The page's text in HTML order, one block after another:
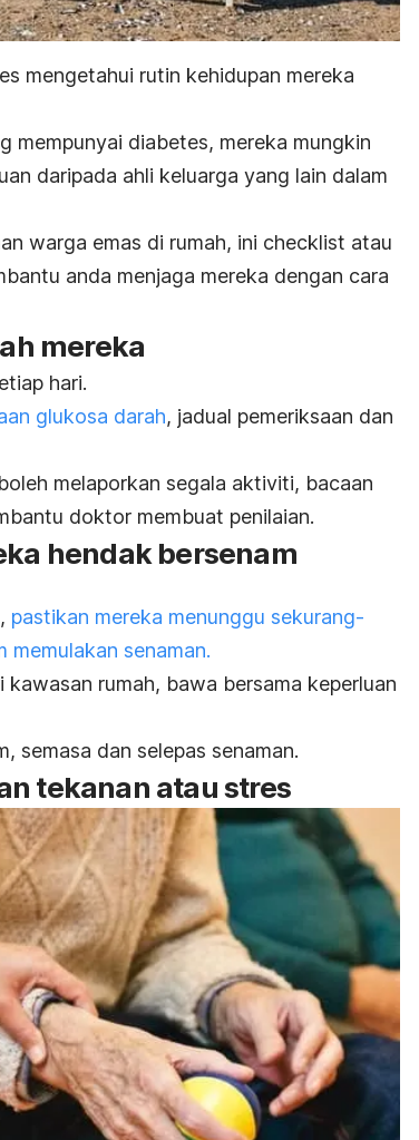
mengetahui rutin kehidupan mereka
mempunyai diabetes, mereka mungkin
daripada ahli keluarga yang lain dalam
warga emas di rumah, ini checklist atau
anda menjaga mereka dengan cara
mereka
hari.
glukosa darah, jadual pemeriksaan dan
melaporkan segala aktiviti, bacaan
doktor membuat penilaian.
hendak bersenam
pastikan mereka menunggu sekurang-
memulakan senaman.
rumah, bawa bersama keperluan
semasa dan selepas senaman.
tekanan atau stres